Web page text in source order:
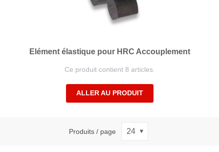
Elément élastique pour HRC Accouplement
Ce produit contient 8 articles.
ALLER AU PRODUIT
Produits / page